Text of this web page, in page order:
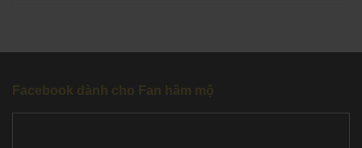
Facebook dành cho Fan hâm mộ